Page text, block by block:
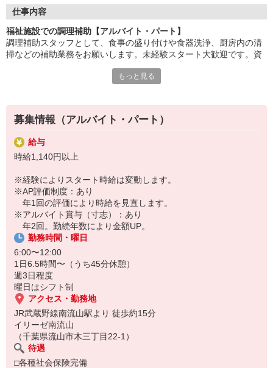
盛付け・配膳・洗浄など、調理師のサポートが中心。
「ありがとう」の言葉が、毎日の励みに。誰かの暮らしを支え
る、
給食運営を行う業界大手。
地域に根ざしたサービスを展開し、安心・安全な食事づくりを支
えています。
仕事内容
福祉施設での調理補助【アルバイト・パート】
調理補助スタッフとして、食事の盛り付けや食器洗浄、厨房内の清
掃などの補助業務をお願いします。未経験スタート大歓迎です。資
らの応募をお待ちしています。先輩が丁寧にサポートしますのでご
もっと見る
募集情報（アルバイト・パート）
給与
時給1,140円以上
※経験によりスタート時給は変動します。
※AP評価制度：あり
年1回の評価により時給を見直します。
※アルバイト賞与（寸志）：あり
年2回。勤続年数により金額UP。
勤務時間・曜日
6:00〜12:00
1日6.5時間〜（うち45分休憩）
週3日程度
曜日はシフト制
アクセス・勤務地
JR武蔵野線南流山駅より 徒歩約15分
イリーゼ南流山
（千葉県流山市木三丁目22-1）
待遇
□各種社会保険完備